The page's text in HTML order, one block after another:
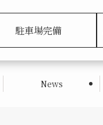
駐車場完備
News